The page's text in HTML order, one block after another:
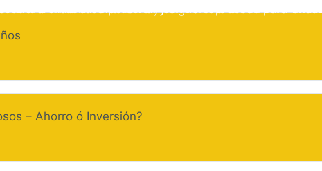
a material exclusivo y conviértete en un PRO en
Entra en tu área personal y sigue el proceso para
– Ahorro ó Inversión?